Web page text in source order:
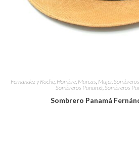
Fernández y Roche, Hombre, Marcas Mujer,
Sombreros Panamá Sombreros
Sombrero Panamá